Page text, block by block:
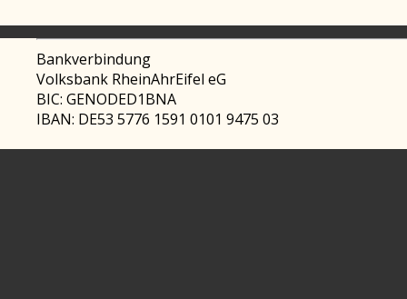
Bankverbindung
Volksbank RheinAhrEifel eG
BIC: GENODED1BNA
IBAN: DE53 5776 1591 0101 9475 03